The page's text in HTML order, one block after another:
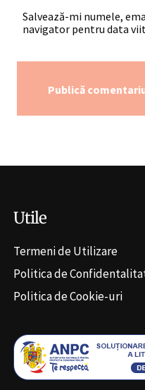
Salvează-mi numele,
navigator pentru data
Utile
Termeni de Utilizare
Politica de
Politica de Cookie-uri